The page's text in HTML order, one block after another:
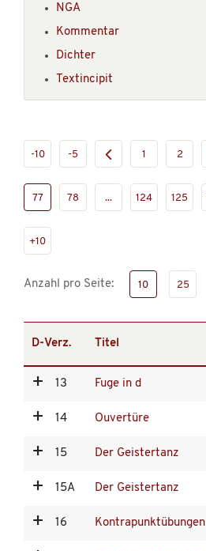
NGA
Kommentar
Dichter
Textincipit
-10 -5 1 2
77 78 ... 124 125
+10
Anzahl pro Seite: 10 25
D-Verz. Titel
13 Fuge in d
14 Ouvertüre
15 Der Geistertanz
15A Der Geistertanz
16 Kontrapunktübungen